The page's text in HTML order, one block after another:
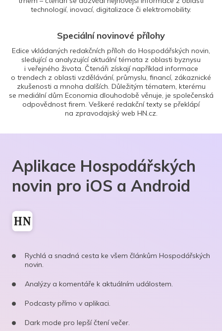
technologií, inovací, digitalizace či elektromobility.
Speciální novinové přílohy
Edice vkládaných redakčních příloh do Hospodářských novin,
sledující a analyzující aktuální témata z oblasti byznysu
i veřejného života. Čtenáři získají například informace
o trendech z oblasti vzdělávání, průmyslu, financí, zákaznické
zkušenosti a mnoha dalších. Důležitým tématem, kterému
se mediální dům Economia dlouhodobě věnuje, je společenská
odpovědnost firem. Veškeré redakční texty se překlápí
na zpravodajský web HN.cz.
Aplikace Hospodářských
novin pro iOS a Android
Rychlá a snadná cesta ke všem článkům Hospodářských
novin.
Analýzy a komentáře k aktuálním událostem.
Podcasty přímo v aplikaci.
Dark mode pro lepší čtení večer.